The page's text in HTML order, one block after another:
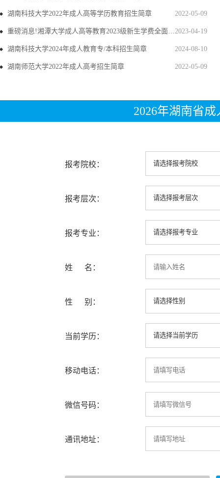
2022-05-09
湖南科技大学2022年成人高等学历教育招生简章
2023-04-19
重磅消息!湘潭大学成人高等教育2023级新生学费全面上调
2024-08-10
湖南科技大学2024年成人教育专/本科招生简章
2022-05-09
湖南师范大学2022年成人高考招生简章
2026年湖南省
报考院校：
报考层次：
报考专业：
姓 名：
性 别：
当前学历：
移动电话：
微信号码：
通讯地址：